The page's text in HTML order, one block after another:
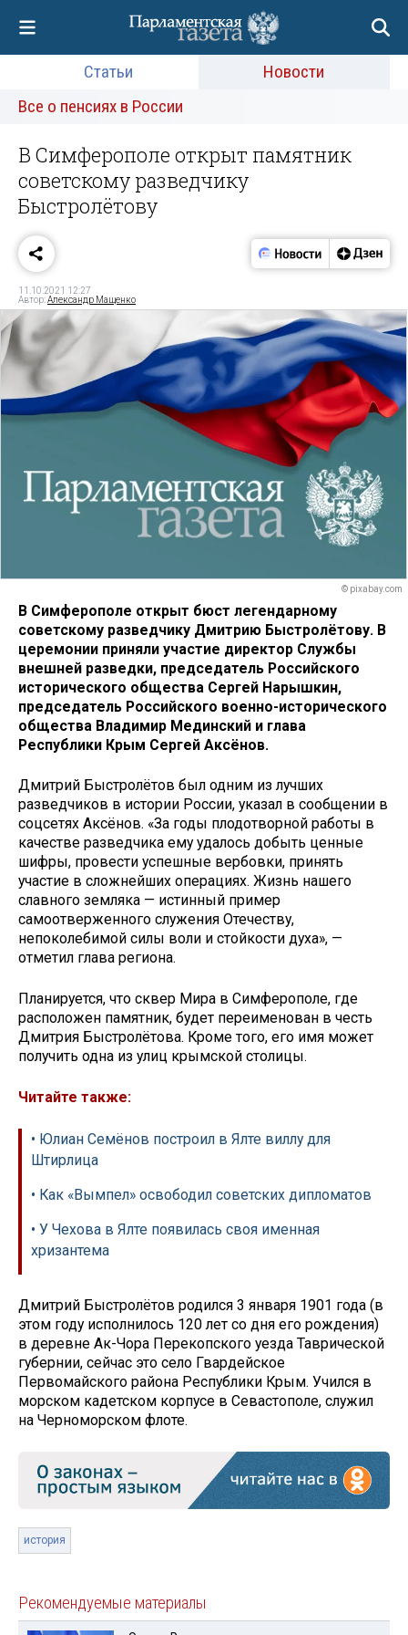
Статьи
Новости
Все о пенсиях в России
В Симферополе открыт памятник
советскому разведчику
Быстролётову
11.10.2021 12:27
Автор:Александр Мащенко
© pixabay.com
В Симферополе открыт бюст легендарному
советскому разведчику Дмитрию Быстролётову. В
церемонии приняли участие директор Службы
внешней разведки, председатель Российского
исторического общества Сергей Нарышкин,
председатель Российского военно-исторического
общества Владимир Мединский и глава
Республики Крым Сергей Аксёнов.
Дмитрий Быстролётов был одним из лучших
разведчиков в истории России, указал в сообщении в
соцсетях Аксёнов. «За годы плодотворной работы в
качестве разведчика ему удалось добыть ценные
шифры, провести успешные вербовки, принять
участие в сложнейших операциях. Жизнь нашего
славного земляка — истинный пример
самоотверженного служения Отечеству,
непоколебимой силы воли и стойкости духа», —
отметил глава региона.
Планируется, что сквер Мира в Симферополе, где
расположен памятник, будет переименован в честь
Дмитрия Быстролётова. Кроме того, его имя может
получить одна из улиц крымской столицы.
Читайте также:
• Юлиан Семёнов построил в Ялте виллу для
Штирлица
• Как «Вымпел» освободил советских дипломатов
• У Чехова в Ялте появилась своя именная
хризантема
Дмитрий Быстролётов родился 3 января 1901 года (в
этом году исполнилось 120 лет со дня его рождения)
в деревне Ак-Чора Перекопского уезда Таврической
губернии, сейчас это село Гвардейское
Первомайского района Республики Крым. Учился в
морском кадетском корпусе в Севастополе, служил
на Черноморском флоте.
история
Рекомендуемые материалы